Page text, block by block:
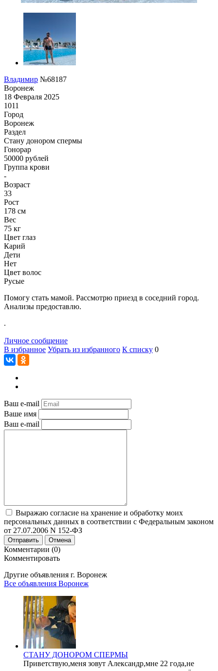
Владимир №68187
Воронеж
18 Февраля 2025
1011
Город
Воронеж
Раздел
Стану донором спермы
Гонoрар
50000 рублей
Группа крови
-
Возраст
33
Рост
178 см
Вес
75 кг
Цвет глаз
Карий
Дети
Нет
Цвет волос
Русые
Помогу стать мамой. Рассмотрю приезд в соседний город.
Анализы предоставлю.
.
Личное сообщение
В избранное Убрать из избранного К списку 0
Ваш e-mail
Ваше имя
Ваш e-mail
Выражаю согласие на хранение и обработку моих
персональных данных в соответствии с Федеральным законом
от 27.07.2006 N 152-ФЗ
Отправить Отмена
Комментарии (0)
Комментировать
Другие объявления г. Воронеж
Все объявления Воронеж
СТАНУ ДОНОРОМ СПЕРМЫ
Приветствую,меня зовут Александр,мне 22 года,не